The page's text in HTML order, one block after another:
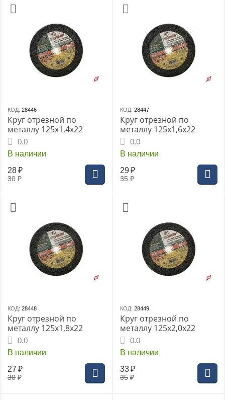
КОД: 28446
Круг отрезной по
металлу 125х1,4х22
0.0
В наличии
30 ₽
28 ₽
КОД: 28447
Круг отрезной по
металлу 125х1,6х22
0.0
В наличии
35 ₽
29 ₽
КОД: 28448
Круг отрезной по
металлу 125х1,8х22
0.0
В наличии
30 ₽
27 ₽
КОД: 28449
Круг отрезной по
металлу 125х2,0х22
0.0
В наличии
35 ₽
33 ₽